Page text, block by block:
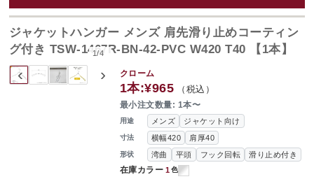
‹ ›
1/4
ジャケットハンガー メンズ 肩先滑り止めコーティン
グ付き TSW-1467R-BN-42-PVC W420 T40 【1本】
用途 メンズ ジャケット向け
寸法 横幅420 肩厚40
形状 湾曲 平頭 フック回転 滑り止め付き
在庫カラー 1色
クローム
1本:¥965 （税込）
最小注文数量: 1本〜